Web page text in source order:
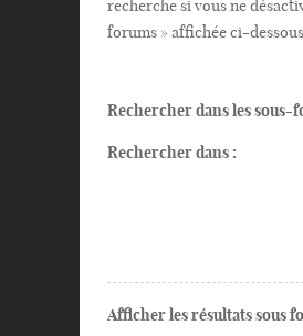
recherche si vous ne
forums » affichée ci-
Rechercher dans les sous-
Rechercher dans :
Afficher les résultats sous